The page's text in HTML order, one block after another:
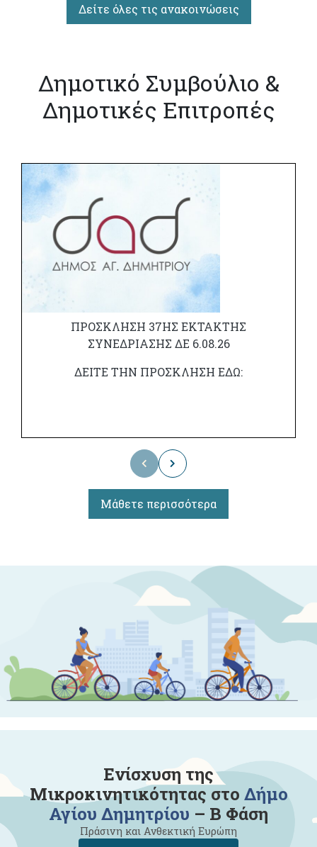
Δείτε όλες τις ανακοινώσεις
Δημοτικό Συμβούλιο &
Δημοτικές Επιτροπές
ΠΡΟΣΚΛΗΣΗ 37ΗΣ ΕΚΤΑΚΤΗΣ
ΣΥΝΕΔΡΙΑΣΗΣ ΔΕ 6.08.26
ΔΕΙΤΕ ΤΗΝ ΠΡΟΣΚΛΗΣΗ ΕΔΩ:
Μάθετε περισσότερα
Ενίσχυση της
Μικροκινητικότητας στο Δήμο
Αγίου Δημητρίου – Β Φάση
Πράσινη και Ανθεκτική Ευρώπη